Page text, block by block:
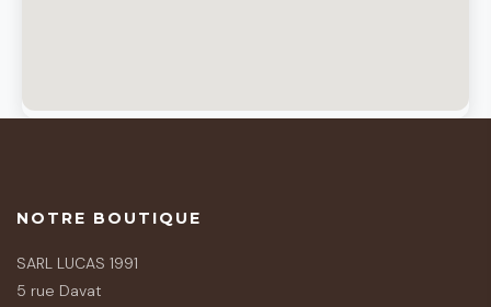
NOTRE BOUTIQUE
SARL LUCAS 1991
5 rue Davat